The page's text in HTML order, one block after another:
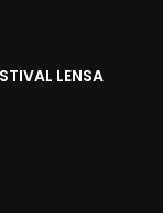
LENSA